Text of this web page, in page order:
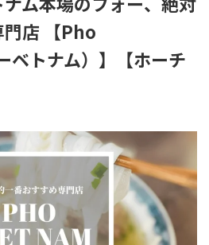
店 【Pho
ベトナム）】【ホーチ